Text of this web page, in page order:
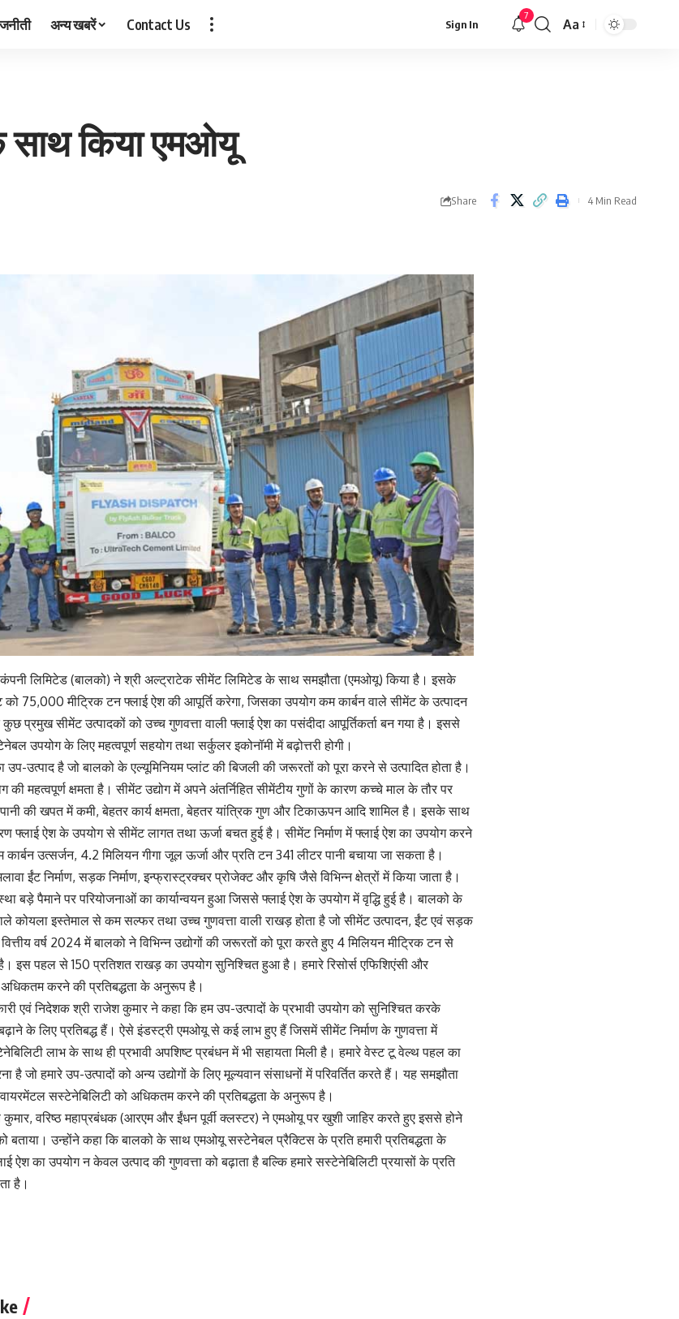
अन्य खबरें Contact Us Sign In
7
Font
Aa
किया एमओयू
Share 4 Min Read
कंपनी लिमिटेड (बालको) ने श्री अल्ट्राटेक सीमेंट लिमिटेड के साथ समझौता (एमओयू) किया है। इसके
75,000 मीट्रिक टन फ्लाई ऐश की आपूर्ति करेगा, जिसका उपयोग कम कार्बन वाले सीमेंट के उत्पादन
प्रमुख सीमेंट उत्पादकों को उच्च गुणवत्ता वाली फ्लाई ऐश का पसंदीदा आपूर्तिकर्ता बन गया है। इससे
उपयोग के लिए महत्वपूर्ण सहयोग तथा सर्कुलर इकोनॉमी में बढ़ोत्तरी होगी।
उप-उत्पाद है जो बालको के एल्यूमिनियम प्लांट की बिजली की जरूरतों को पूरा करने से उत्पादित होता है।
की महत्वपूर्ण क्षमता है। सीमेंट उद्योग में अपने अंतर्निहित सीमेंटीय गुणों के कारण कच्चे माल के तौर पर
की खपत में कमी, बेहतर कार्य क्षमता, बेहतर यांत्रिक गुण और टिकाऊपन आदि शामिल है। इसके साथ
फ्लाई ऐश के उपयोग से सीमेंट लागत तथा ऊर्जा बचत हुई है। सीमेंट निर्माण में फ्लाई ऐश का उपयोग करने
उत्सर्जन, 4.2 मिलियन गीगा जूल ऊर्जा और प्रति टन 341 लीटर पानी बचाया जा सकता है।
ईंट निर्माण, सड़क निर्माण, इन्फ्रास्ट्रक्चर प्रोजेक्ट और कृषि जैसे विभिन्न क्षेत्रों में किया जाता है।
बड़े पैमाने पर परियोजनाओं का कार्यान्वयन हुआ जिससे फ्लाई ऐश के उपयोग में वृद्धि हुई है। बालको के
कोयला इस्तेमाल से कम सल्फर तथा उच्च गुणवत्ता वाली राखड़ होता है जो सीमेंट उत्पादन, ईंट एवं सड़क
वर्ष 2024 में बालको ने विभिन्न उद्योगों की जरूरतों को पूरा करते हुए 4 मिलियन मीट्रिक टन से
इस पहल से 150 प्रतिशत राखड़ का उपयोग सुनिश्चित हुआ है। हमारे रिसोर्स एफिशिएंसी और
करने की प्रतिबद्धता के अनुरूप है।
एवं निदेशक श्री राजेश कुमार ने कहा कि हम उप-उत्पादों के प्रभावी उपयोग को सुनिश्चित करके
के लिए प्रतिबद्ध हैं। ऐसे इंडस्ट्री एमओयू से कई लाभ हुए हैं जिसमें सीमेंट निर्माण के गुणवत्ता में
लाभ के साथ ही प्रभावी अपशिष्ट प्रबंधन में भी सहायता मिली है। हमारे वेस्ट टू वेल्थ पहल का
है जो हमारे उप-उत्पादों को अन्य उद्योगों के लिए मूल्यवान संसाधनों में परिवर्तित करते हैं। यह समझौता
सस्टेनेबिलिटी को अधिकतम करने की प्रतिबद्धता के अनुरूप है।
वरिष्ठ महाप्रबंधक (आरएम और ईंधन पूर्वी क्लस्टर) ने एमओयू पर खुशी जाहिर करते हुए इससे होने
बताया। उन्होंने कहा कि बालको के साथ एमओयू सस्टेनेबल प्रैक्टिस के प्रति हमारी प्रतिबद्धता के
ऐश का उपयोग न केवल उत्पाद की गुणवत्ता को बढ़ाता है बल्कि हमारे सस्टेनेबिलिटी प्रयासों के प्रति
है।